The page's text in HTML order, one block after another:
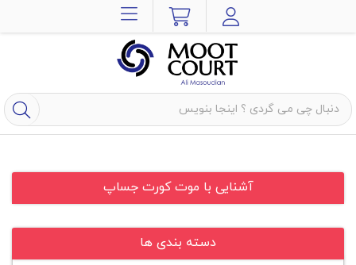
آشنایی با موت کورت جساپ
دسته بندی ها